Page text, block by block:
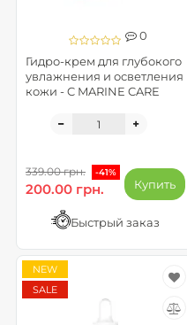
0
Гидро-крем для глубокого
увлажнения и осветления
кожи - C MARINE CARE
339.00 грн. -41%
200.00 грн. Купить
Быстрый заказ
NEW
SALE